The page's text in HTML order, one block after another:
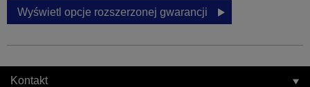
Wyświetl opcje rozszerzonej gwarancji
Kontakt